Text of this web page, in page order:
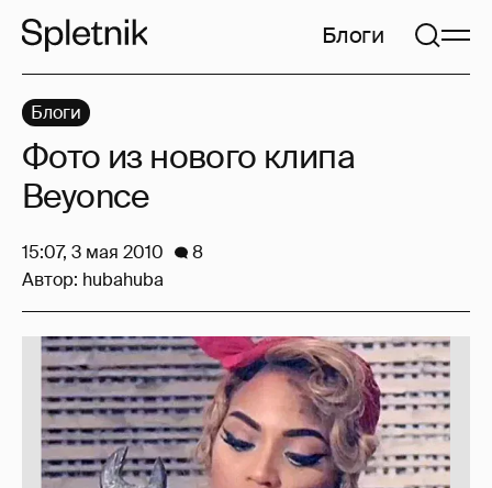
Блоги
Блоги
Фото из нового клипа
Beyonce
15:07, 3 мая 2010
8
Автор: hubahuba